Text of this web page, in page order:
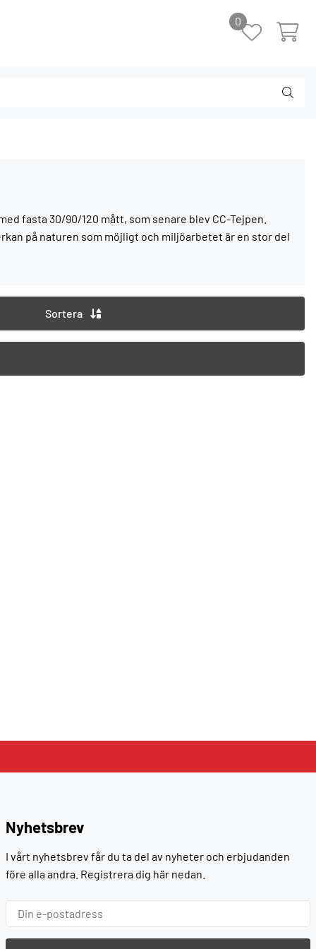
0
fasta 30/90/120 mått, som senare blev CC-Tejpen.
på naturen som möjligt och miljöarbetet är en stor del
Sortera
Nyhetsbrev
I vårt nyhetsbrev får du ta del av nyheter och erbjudanden
före alla andra. Registrera dig här nedan.